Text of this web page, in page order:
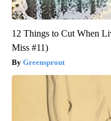
12 Things to Cut When
Miss #11)
Greensprout